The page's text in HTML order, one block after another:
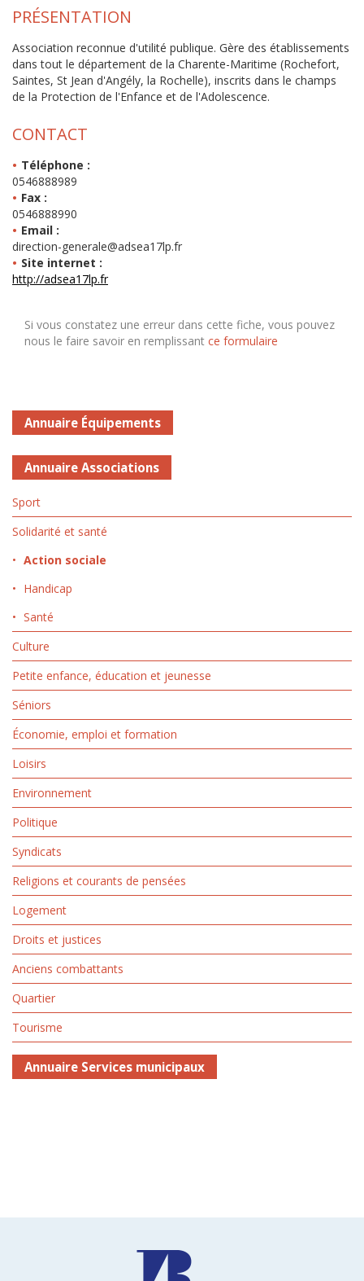
PRÉSENTATION
Association reconnue d'utilité publique. Gère des établissements
dans tout le département de la Charente-Maritime (Rochefort,
Saintes, St Jean d'Angély, la Rochelle), inscrits dans le champs
de la Protection de l'Enfance et de l'Adolescence.
CONTACT
Téléphone :
0546888989
Fax :
0546888990
Email :
direction-generale@adsea17lp.fr
Site internet :
http://adsea17lp.fr
Si vous constatez une erreur dans cette fiche, vous pouvez
nous le faire savoir en remplissant ce formulaire
Annuaire Équipements
Annuaire Associations
Sport
Solidarité et santé
Action sociale
Handicap
Santé
Culture
Petite enfance, éducation et jeunesse
Séniors
Économie, emploi et formation
Loisirs
Environnement
Politique
Syndicats
Religions et courants de pensées
Logement
Droits et justices
Anciens combattants
Quartier
Tourisme
Annuaire Services municipaux